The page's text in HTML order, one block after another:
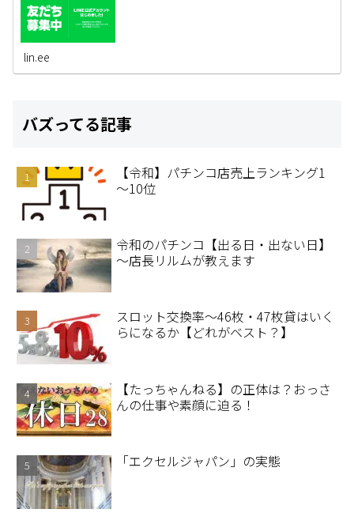
lin.ee
バズってる記事
【令和】パチンコ店売上ランキング1
～10位
令和のパチンコ【出る日・出ない日】
～店長リルムが教えます
スロット交換率～46枚・47枚貸はいく
らになるか【どれがベスト？】
【たっちゃんねる】の正体は？おっさ
んの仕事や素顔に迫る！
「エクセルジャパン」の実態